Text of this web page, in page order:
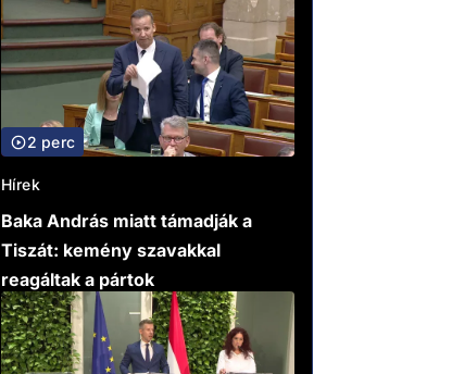
2 perc
Hírek
Baka András miatt támadják a
Tiszát: kemény szavakkal
reagáltak a pártok